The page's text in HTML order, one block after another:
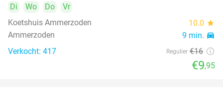
Di Wo Do
Vr
Koetshuis Ammerzoden
10.0 star
Ammerzoden 9 min. directions_car
Verkocht: 417 Regulier €16
€9,95